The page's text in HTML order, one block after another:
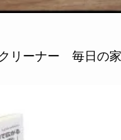
リーナー 毎日の